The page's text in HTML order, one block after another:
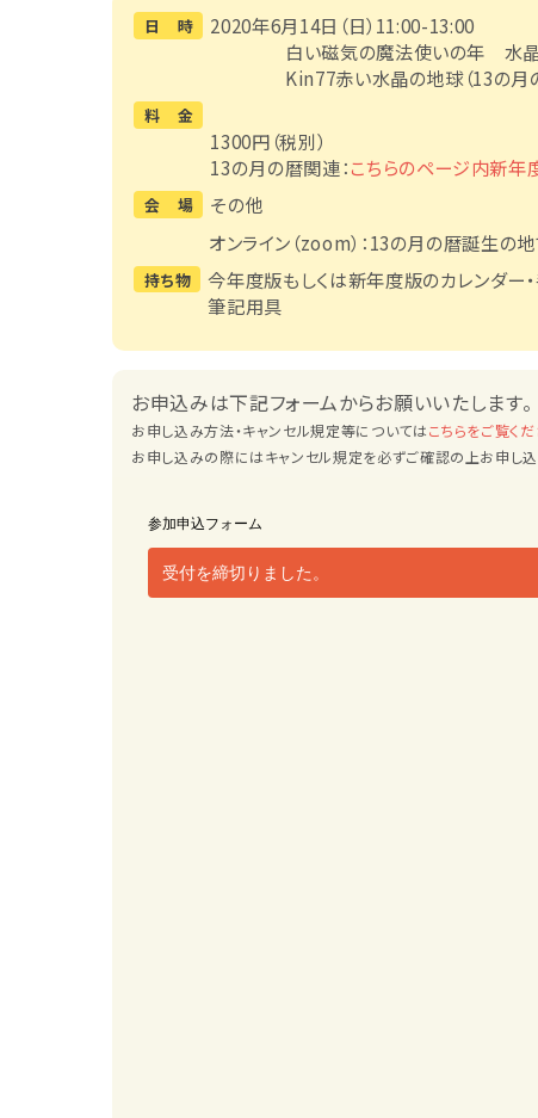
日 時
2020年6月14日（日）11:00-13:00
白い磁気の魔法使いの年 水晶
Kin77赤い水晶の地球（13の月の
料 金
1300円（税別）
13の月の暦関連：こちらのページ内新
会 場
その他
オンライン（zoom）：13の月の暦誕生の地で
持ち物
今年度版もしくは新年度版のカレンダー
筆記用具
お申込みは下記フォームからお願いいたします。
お申し込み方法・キャンセル規定等についてはこちらをご覧く
お申し込みの際にはキャンセル規定を必ずご確認の上お申し